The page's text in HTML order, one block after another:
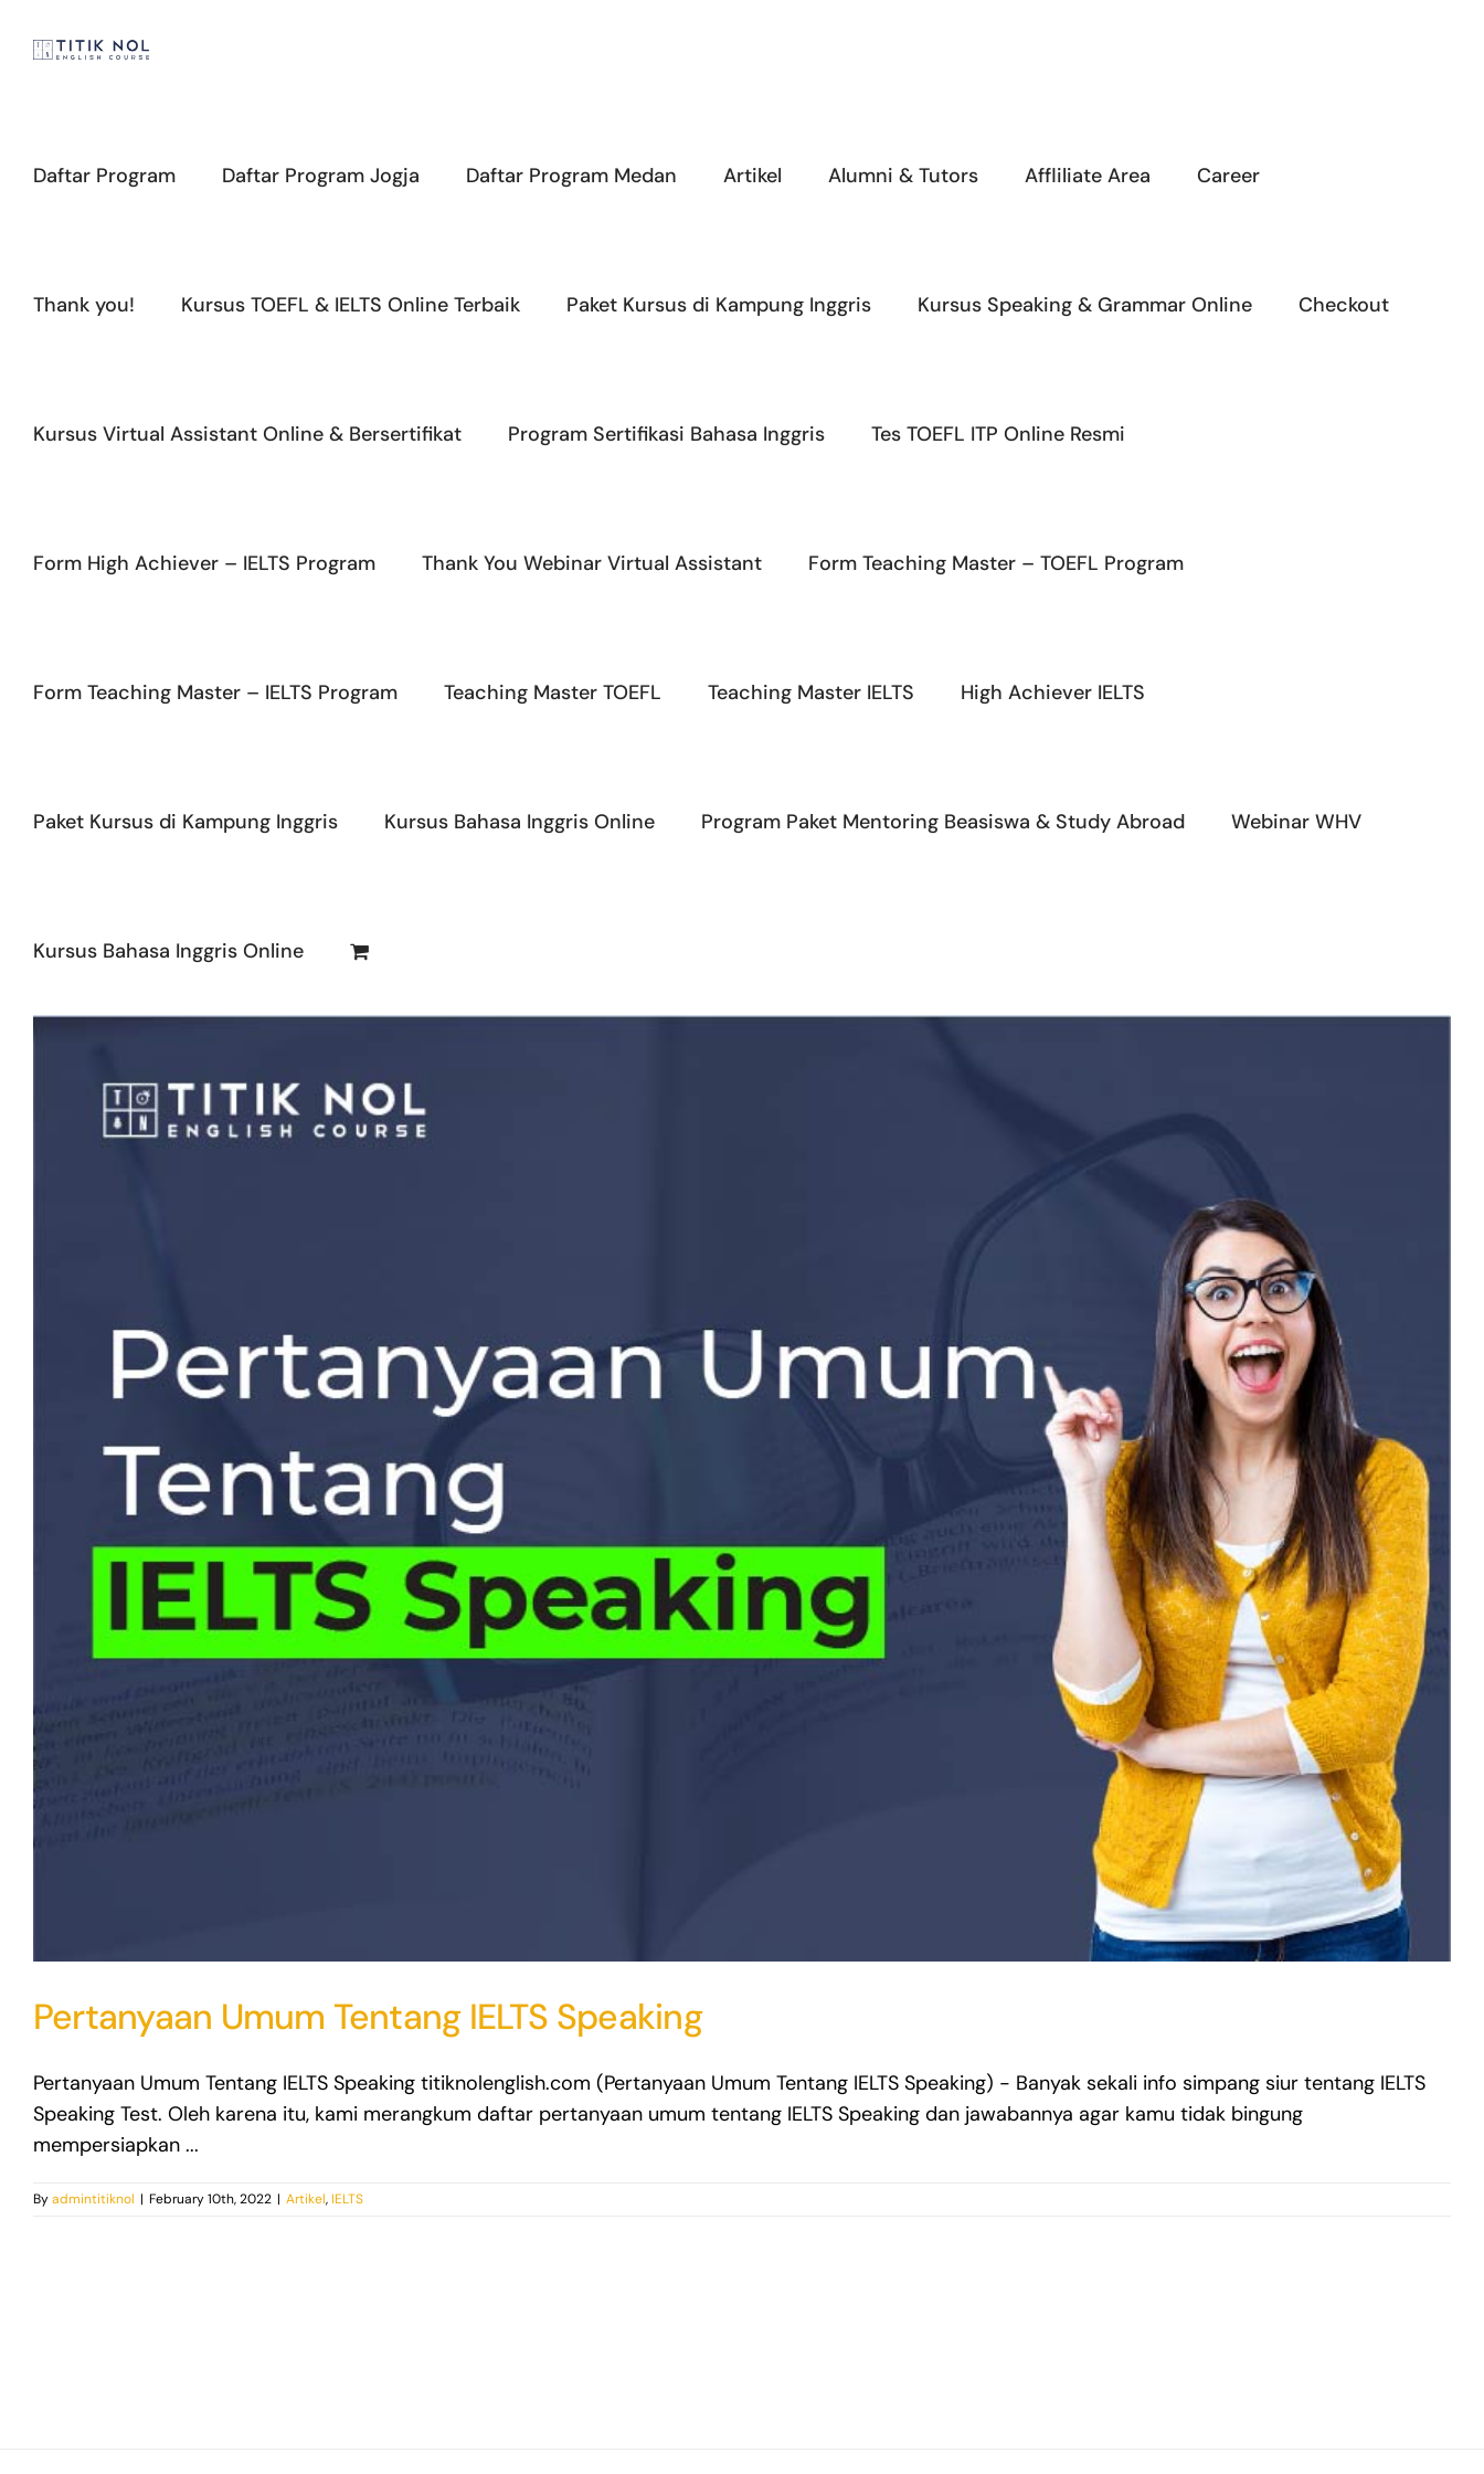
Daftar Program Daftar Program Jogja Daftar Program Medan Artikel Alumni & Tutors Affliliate Area Career
Thank you! Kursus TOEFL & IELTS Online Terbaik Paket Kursus di Kampung Inggris Kursus Speaking & Grammar Online Checkout
Kursus Virtual Assistant Online & Bersertifikat Program Sertifikasi Bahasa Inggris Tes TOEFL ITP Online Resmi
Form High Achiever – IELTS Program Thank You Webinar Virtual Assistant Form Teaching Master – TOEFL Program
Form Teaching Master – IELTS Program Teaching Master TOEFL Teaching Master IELTS High Achiever IELTS
Paket Kursus di Kampung Inggris Kursus Bahasa Inggris Online Program Paket Mentoring Beasiswa & Study Abroad Webinar WHV
Kursus Bahasa Inggris Online
Pertanyaan Umum Tentang IELTS Speaking
Pertanyaan Umum Tentang IELTS Speaking titiknolenglish.com (Pertanyaan Umum Tentang IELTS Speaking) - Banyak sekali info simpang siur tentang IELTS
Speaking Test. Oleh karena itu, kami merangkum daftar pertanyaan umum tentang IELTS Speaking dan jawabannya agar kamu tidak bingung
mempersiapkan ...
Byadmintitiknol | February 10th, 2022 | Artikel, IELTS